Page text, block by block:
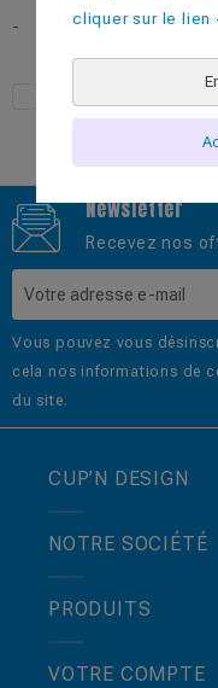
-
Newsletter
Recevez nos
Vous pouvez vous
cela nos informations de
du site.
CUP’N DESIGN
NOTRE SOCIÉTÉ
PRODUITS
VOTRE COMPTE
cliquer sur le lien